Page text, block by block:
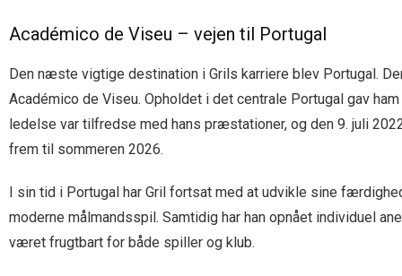
Académico de Viseu – vejen til Portugal
Den næste vigtige destination i Grils karriere blev Portugal.
Académico de Viseu. Opholdet i det centrale Portugal gav
ledelse var tilfredse med hans præstationer, og den 9. juli
frem til sommeren 2026.
I sin tid i Portugal har Gril fortsat med at udvikle sine
moderne målmandsspil. Samtidig har han opnået individuel
været frugtbart for både spiller og klub.